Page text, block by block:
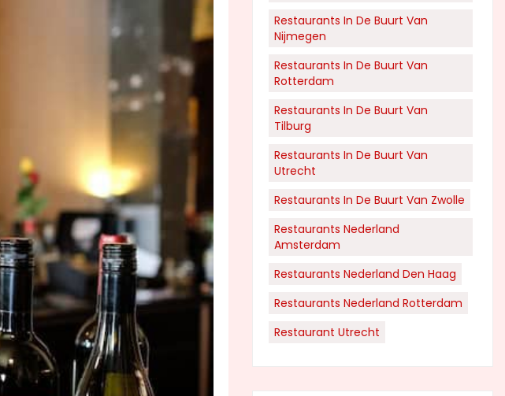
Restaurants In De Buurt Van
Nijmegen
Restaurants In De Buurt Van
Rotterdam
Restaurants In De Buurt Van
Tilburg
Restaurants In De Buurt Van
Utrecht
Restaurants In De Buurt Van Zwolle
Restaurants Nederland
Amsterdam
Restaurants Nederland Den Haag
Restaurants Nederland Rotterdam
Restaurant Utrecht